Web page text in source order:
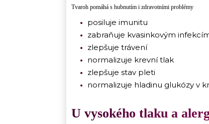
Tvaroh pomáhá s hubnutím i zdravotními problémy
posiluje imunitu
zabraňuje kvasinkovým
zlepšuje trávení
normalizuje krevní tlak
zlepšuje stav pleti
normalizuje hladinu glukózy v
U vysokého tlaku a